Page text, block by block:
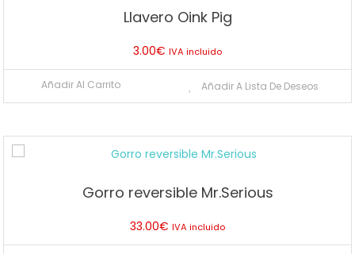
Llavero Oink Pig
3.00€ IVA incluido
Añadir Al Carrito Añadir A Lista De Deseos
Gorro reversible Mr.Serious
33.00€ IVA incluido